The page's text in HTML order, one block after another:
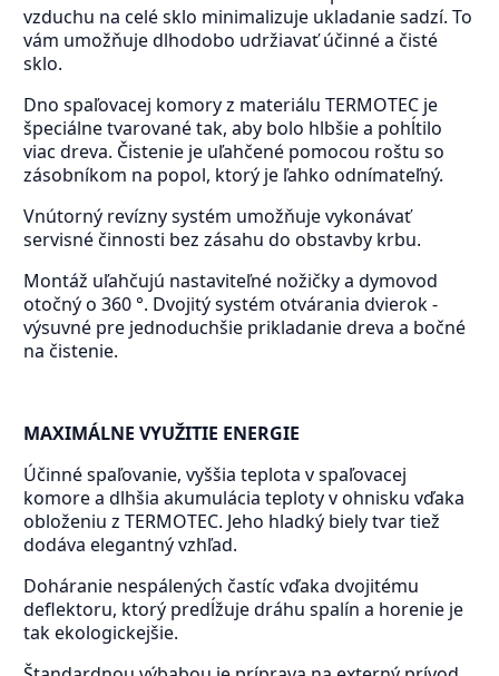
vzduchu na celé sklo minimalizuje ukladanie sadzí. To
vám umožňuje dlhodobo udržiavať účinné a čisté
sklo.
Dno spaľovacej komory z materiálu TERMOTEC je
špeciálne tvarované tak, aby bolo hlbšie a pohĺtilo
viac dreva. Čistenie je uľahčené pomocou roštu so
zásobníkom na popol, ktorý je ľahko odnímateľný.
Vnútorný revízny systém umožňuje vykonávať
servisné činnosti bez zásahu do obstavby krbu.
Montáž uľahčujú nastaviteľné nožičky a dymovod
otočný o 360 °. Dvojitý systém otvárania dvierok -
výsuvné pre jednoduchšie prikladanie dreva a bočné
na čistenie.
MAXIMÁLNE VYUŽITIE ENERGIE
Účinné spaľovanie, vyššia teplota v spaľovacej
komore a dlhšia akumulácia teploty v ohnisku vďaka
obloženiu z TERMOTEC. Jeho hladký biely tvar tiež
dodáva elegantný vzhľad.
Doháranie nespálených častíc vďaka dvojitému
deflektoru, ktorý predĺžuje dráhu spalín a horenie je
tak ekologickejšie.